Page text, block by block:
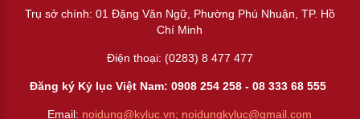
Trụ sở chính: 01 Đặng Văn Ngữ, Phường Phú Nhuận, TP. Hồ
Chí Minh
Điện thoại: (0283) 8 477 477
Đăng ký Kỷ lục Việt Nam: 0908 254 258 -08 333 68 555
Email: noidung@kyluc.vn; noidungkyluc@gmail.com